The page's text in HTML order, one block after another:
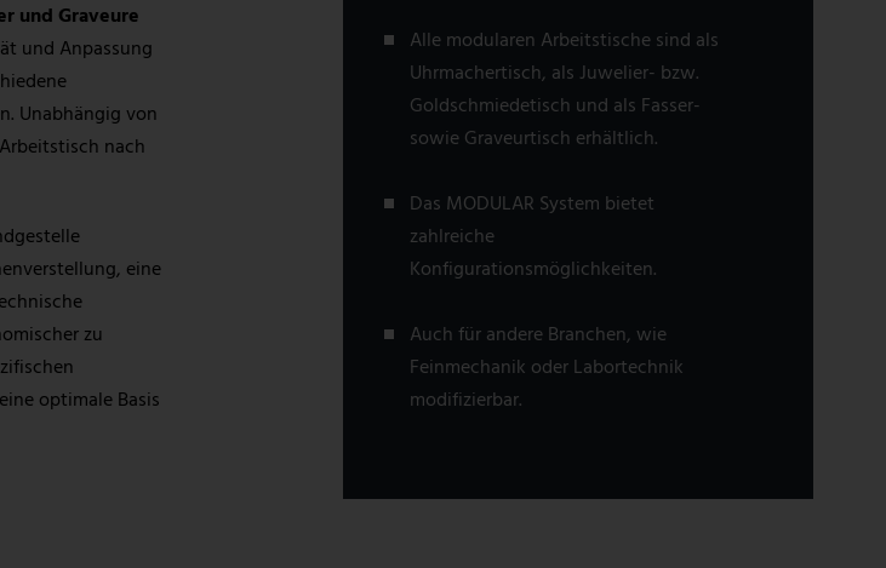
und Graveure
und Anpassung
Unabhängig von
nach
eine
zu
optimale Basis
Alle modularen Arbeitstische sind als
Uhrmachertisch, als Juwelier- bzw.
Goldschmiedetisch und als Fasser-
sowie Graveurtisch erhältlich.
Das MODULAR System bietet
zahlreiche
Konfigurationsmöglichkeiten.
Auch für andere Branchen, wie
Feinmechanik oder Labortechnik
modifizierbar.